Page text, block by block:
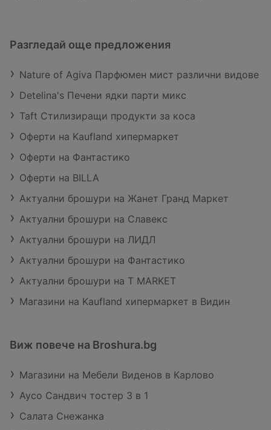
Разгледай още предложения
Nature of Agiva Парфюмен мист различни видове
Detelina's Печени ядки парти микс
Taft Стилизиращи продукти за коса
Оферти на Kaufland хипермаркет
Оферти на Фантастико
Оферти на BILLA
Актуални брошури на Жанет Гранд Маркет
Актуални брошури на Славекс
Актуални брошури на ЛИДЛ
Актуални брошури на Фантастико
Актуални брошури на T MARKET
Магазини на Kaufland хипермаркет в Видин
Виж повече на Broshura.bg
Магазини на Мебели Виденов в Карлово
Ayco Сандвич тостер 3 в 1
Салата Снежанка